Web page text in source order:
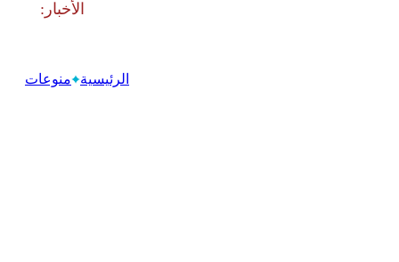
الرئيسية منوعات